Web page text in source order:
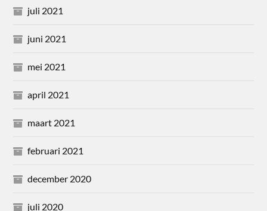
juli 2021
juni 2021
mei 2021
april 2021
maart 2021
februari 2021
december 2020
juli 2020